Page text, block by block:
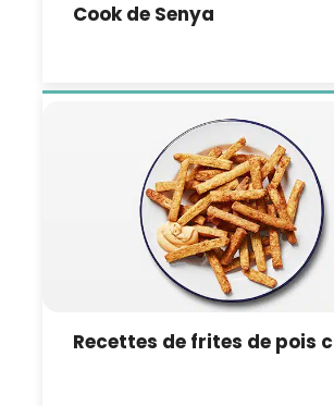
Cook de Senya
Recettes de frites de pois